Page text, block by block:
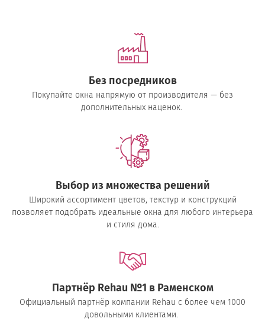
Без посредников
Покупайте окна напрямую от производителя — без
дополнительных наценок.
Выбор из множества решений
Широкий ассортимент цветов, текстур и конструкций
позволяет подобрать идеальные окна для любого интерьера
и стиля дома.
Партнёр Rehau №1 в Раменском
Официальный партнёр компании Rehau с более чем 1000
довольными клиентами.